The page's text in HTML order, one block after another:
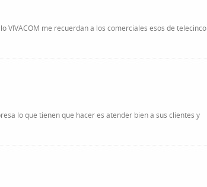
VIVACOM me recuerdan a los comerciales esos de telecinco
lo que tienen que hacer es atender bien a sus clientes y